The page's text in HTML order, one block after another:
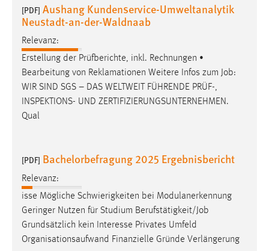
[PDF] Aushang Kundenservice-Umweltanalytik
Neustadt-an-der-Waldnaab
Relevanz:
Erstellung der Prüfberichte, inkl. Rechnungen •
Bearbeitung von Reklamationen Weitere Infos zum Job:
WIR SIND SGS – DAS WELTWEIT FÜHRENDE PRÜF-,
INSPEKTIONS- UND ZERTIFIZIERUNGSUNTERNEHMEN.
Qual
[PDF] Bachelorbefragung 2025 Ergebnisbericht
Relevanz:
isse Mögliche Schwierigkeiten bei Modulanerkennung
Geringer Nutzen für Studium Berufstätigkeit/Job
Grundsätzlich kein Interesse Privates Umfeld
Organisationsaufwand Finanzielle Gründe Verlängerung
Cookie Laufzeit:
Facebook Pixel
Name:
_fbp
Zweck:
Cookie Laufzeit:
3 Monate